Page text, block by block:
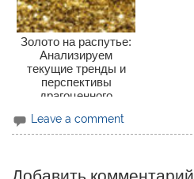
Золото на распутье:
Анализируем
текущие тренды и
перспективы
драгоценного
Leave a comment